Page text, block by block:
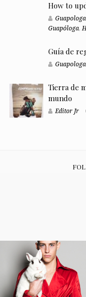
How to
Guapologa
Guapóloga,
Guía de
Guapologa
Tierra de
mundo
Editor Jr